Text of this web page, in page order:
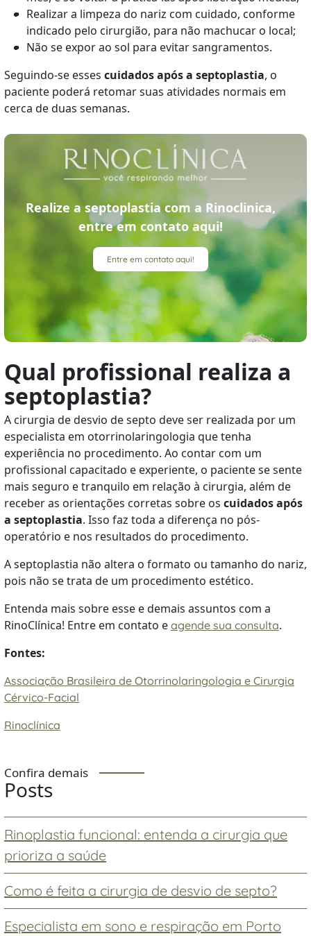
Realizar a limpeza do nariz com cuidado, conforme
indicado pelo cirurgião, para não machucar o local;
Não se expor ao sol para evitar sangramentos.
Seguindo-se esses cuidados após a septoplastia, o
paciente poderá retomar suas atividades normais em
cerca de duas semanas.
Realize a septoplastia com a Rinoclinica,
entre em contato aqui!
Entre em contato aqui!
Qual profissional realiza a
septoplastia?
A cirurgia de desvio de septo deve ser realizada por um
especialista em otorrinolaringologia que tenha
experiência no procedimento. Ao contar com um
profissional capacitado e experiente, o paciente se sente
mais seguro e tranquilo em relação à cirurgia, além de
receber as orientações corretas sobre os cuidados após
a septoplastia. Isso faz toda a diferença no pós-
operatório e nos resultados do procedimento.
A septoplastia não altera o formato ou tamanho do nariz,
pois não se trata de um procedimento estético.
Entenda mais sobre esse e demais assuntos com a
RinoClínica! Entre em contato e agende sua consulta.
Fontes:
Associação Brasileira de Otorrinolaringologia e Cirurgia
Cérvico-Facial
Rinoclínica
Confira demais
Posts
Rinoplastia funcional: entenda a cirurgia que
prioriza a saúde
Como é feita a cirurgia de desvio de septo?
Especialista em sono e respiração em Porto